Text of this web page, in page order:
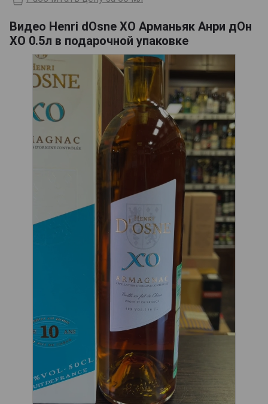
Видео Henri dOsne XO Арманьяк Анри дОн
XO 0.5л в подарочной упаковке